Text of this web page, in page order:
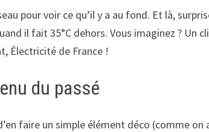
pour voir ce qu’il y a au fond. Et là,
il fait 35°C dehors. Vous imaginez ?
Électricité de France !
du passé
faire un simple élément déco (comme